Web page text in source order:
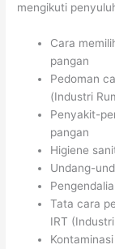
mengikuti
Cara
pangan
Pedoman
(Industri
Penyakit-
pangan
Higiene
Undang-
Tata cara
IRT